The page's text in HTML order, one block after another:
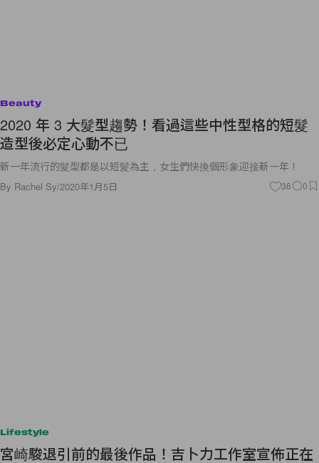
Beauty
2020 年 3 大髮型趨勢！看過這些中性型格的短髮
造型後必定心動不已
新一年流行的髮型都是以短髮為主，女生們快換個形象迎接新一年！
By Rachel Sy/2020年1月5日 36 0
Lifestyle
宮崎駿退引前的最後作品！吉卜力工作室宣佈正在